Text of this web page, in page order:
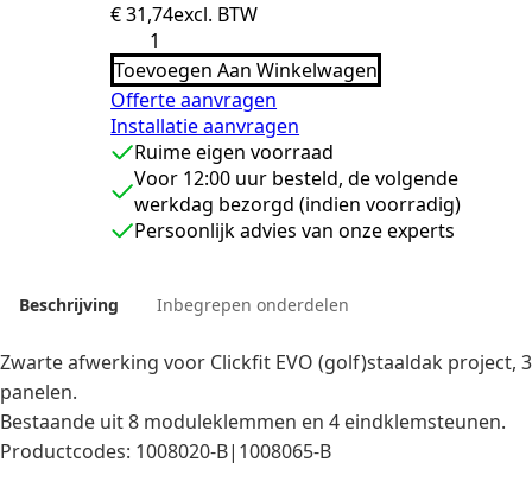
€31,74excl. BTW
(golf)staaldak
zwarte
afwerking
(3
panelen)
aantal
Toevoegen Aan Winkelwagen
Offerte aanvragen
Installatie aanvragen
Ruime eigen voorraad
Voor 12:00 uur besteld, de volgende
werkdag bezorgd (indien voorradig)
Persoonlijk advies van onze experts
Beschrijving Inbegrepen onderdelen
Zwarte afwerking voor Clickfit EVO (golf)staaldak project, 3
panelen.
Bestaande uit 8 moduleklemmen en 4 eindklemsteunen.
Productcodes: 1008020-B|1008065-B